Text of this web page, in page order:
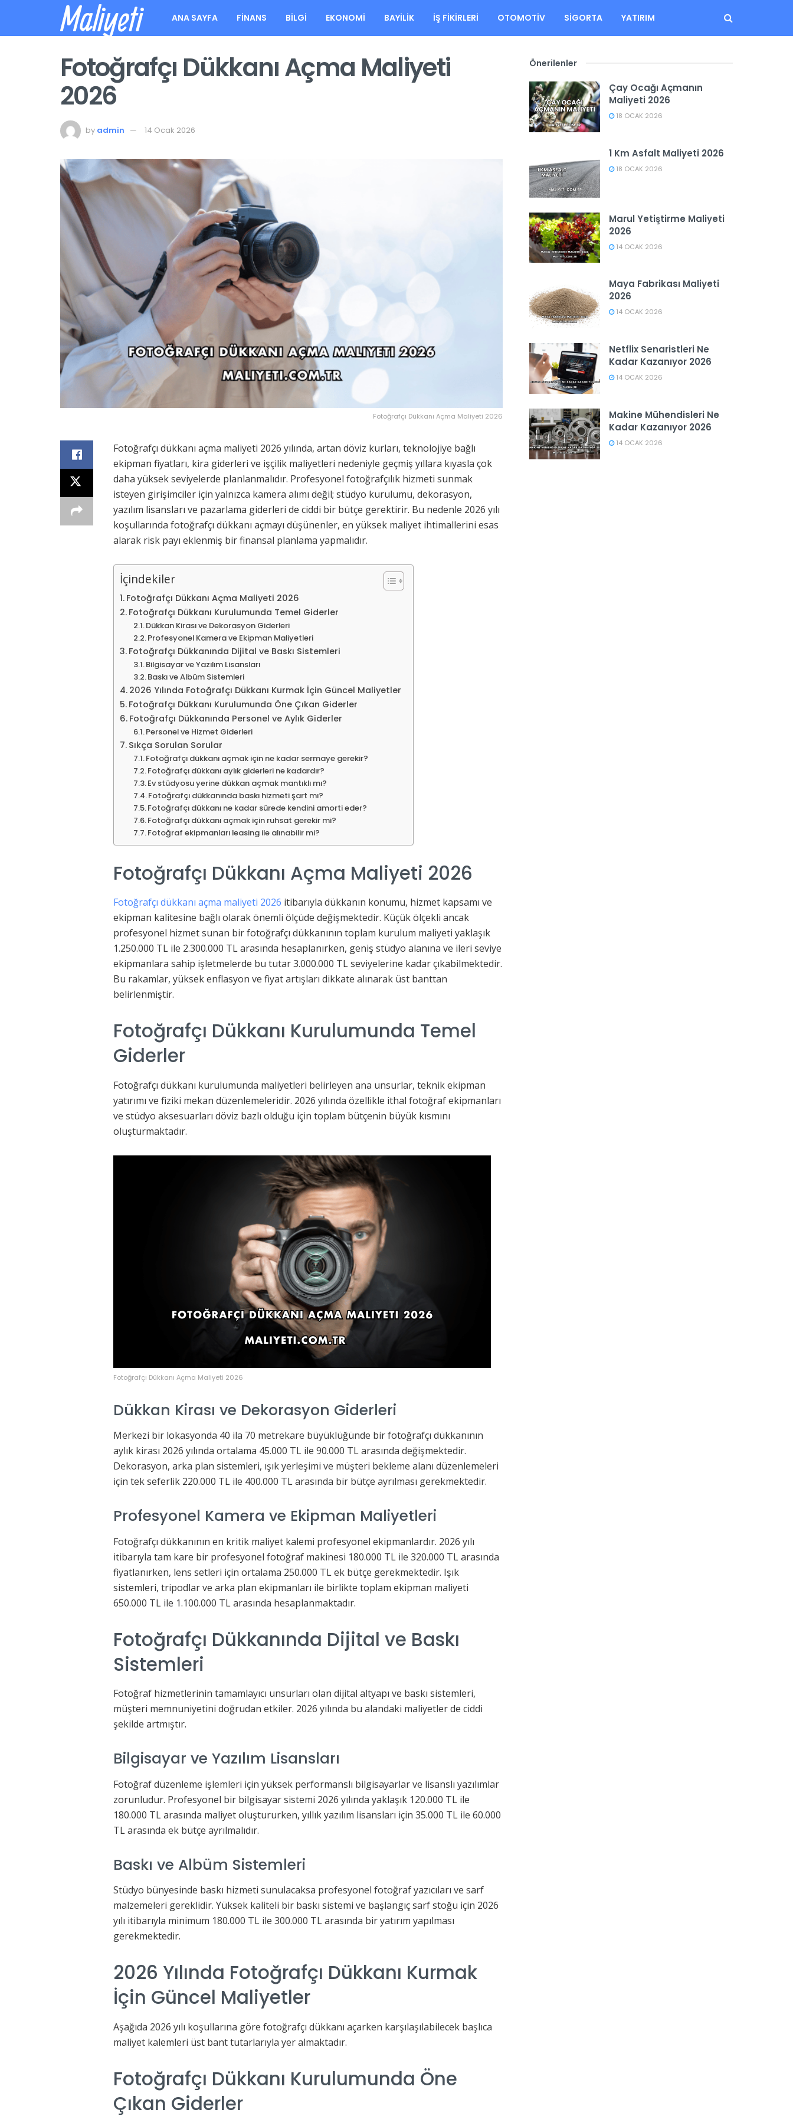
Maliyeti ANA SAYFA FINANS BILGI EKONOMI BAYILIK İŞ FIKIRLERI OTOMOTIV SIGORTA YATIRIM
Fotoğrafçı Dükkanı Açma Maliyeti
2026
by admin 14 Ocak 2026
Fotoğrafçı Dükkanı Açma Maliyeti 2026
Fotoğrafçı dükkanı açma maliyeti 2026 yılında, artan döviz kurları, teknolojiye bağlı
ekipman fiyatları, kira giderleri ve işçilik maliyetleri nedeniyle geçmiş yıllara kıyasla çok
daha yüksek seviyelerde planlanmalıdır. Profesyonel fotoğrafçılık hizmeti sunmak
isteyen girişimciler için yalnızca kamera alımı değil; stüdyo kurulumu, dekorasyon,
yazılım lisansları ve pazarlama giderleri de ciddi bir bütçe gerektirir. Bu nedenle 2026 yılı
koşullarında fotoğrafçı dükkanı açmayı düşünenler, en yüksek maliyet ihtimallerini esas
alarak risk payı eklenmiş bir finansal planlama yapmalıdır.
İçindekiler
Fotoğrafçı Dükkanı Açma Maliyeti 2026
Fotoğrafçı Dükkanı Kurulumunda Temel Giderler
Dükkan Kirası ve Dekorasyon Giderleri
Profesyonel Kamera ve Ekipman Maliyetleri
Fotoğrafçı Dükkanında Dijital ve Baskı Sistemleri
Bilgisayar ve Yazılım Lisansları
Baskı ve Albüm Sistemleri
2026 Yılında Fotoğrafçı Dükkanı Kurmak İçin Güncel Maliyetler
Fotoğrafçı Dükkanı Kurulumunda Öne Çıkan Giderler
Fotoğrafçı Dükkanında Personel ve Aylık Giderler
Personel ve Hizmet Giderleri
Sıkça Sorulan Sorular
Fotoğrafçı dükkanı açmak için ne kadar sermaye gerekir?
Fotoğrafçı dükkanı aylık giderleri ne kadardır?
Ev stüdyosu yerine dükkan açmak mantıklı mı?
Fotoğrafçı dükkanında baskı hizmeti şart mı?
Fotoğrafçı dükkanı ne kadar sürede kendini amorti eder?
Fotoğrafçı dükkanı açmak için ruhsat gerekir mi?
Fotoğraf ekipmanları leasing ile alınabilir mi?
Fotoğrafçı Dükkanı Açma Maliyeti 2026
Fotoğrafçı dükkanı açma maliyeti 2026 itibarıyla dükkanın konumu, hizmet kapsamı ve
ekipman kalitesine bağlı olarak önemli ölçüde değişmektedir. Küçük ölçekli ancak
profesyonel hizmet sunan bir fotoğrafçı dükkanının toplam kurulum maliyeti yaklaşık
1.250.000 TL ile 2.300.000 TL arasında hesaplanırken, geniş stüdyo alanına ve ileri seviye
ekipmanlara sahip işletmelerde bu tutar 3.000.000 TL seviyelerine kadar çıkabilmektedir.
Bu rakamlar, yüksek enflasyon ve fiyat artışları dikkate alınarak üst banttan
belirlenmiştir.
Fotoğrafçı Dükkanı Kurulumunda Temel
Giderler
Fotoğrafçı dükkanı kurulumunda maliyetleri belirleyen ana unsurlar, teknik ekipman
yatırımı ve fiziki mekan düzenlemeleridir. 2026 yılında özellikle ithal fotoğraf ekipmanları
ve stüdyo aksesuarları döviz bazlı olduğu için toplam bütçenin büyük kısmını
oluşturmaktadır.
Fotoğrafçı Dükkanı Açma Maliyeti 2026
Dükkan Kirası ve Dekorasyon Giderleri
Merkezi bir lokasyonda 40 ila 70 metrekare büyüklüğünde bir fotoğrafçı dükkanının
aylık kirası 2026 yılında ortalama 45.000 TL ile 90.000 TL arasında değişmektedir.
Dekorasyon, arka plan sistemleri, ışık yerleşimi ve müşteri bekleme alanı düzenlemeleri
için tek seferlik 220.000 TL ile 400.000 TL arasında bir bütçe ayrılması gerekmektedir.
Profesyonel Kamera ve Ekipman Maliyetleri
Fotoğrafçı dükkanının en kritik maliyet kalemi profesyonel ekipmanlardır. 2026 yılı
itibarıyla tam kare bir profesyonel fotoğraf makinesi 180.000 TL ile 320.000 TL arasında
fiyatlanırken, lens setleri için ortalama 250.000 TL ek bütçe gerekmektedir. Işık
sistemleri, tripodlar ve arka plan ekipmanları ile birlikte toplam ekipman maliyeti
650.000 TL ile 1.100.000 TL arasında hesaplanmaktadır.
Fotoğrafçı Dükkanında Dijital ve Baskı
Sistemleri
Fotoğraf hizmetlerinin tamamlayıcı unsurları olan dijital altyapı ve baskı sistemleri,
müşteri memnuniyetini doğrudan etkiler. 2026 yılında bu alandaki maliyetler de ciddi
şekilde artmıştır.
Bilgisayar ve Yazılım Lisansları
Fotoğraf düzenleme işlemleri için yüksek performanslı bilgisayarlar ve lisanslı yazılımlar
zorunludur. Profesyonel bir bilgisayar sistemi 2026 yılında yaklaşık 120.000 TL ile
180.000 TL arasında maliyet oluştururken, yıllık yazılım lisansları için 35.000 TL ile 60.000
TL arasında ek bütçe ayrılmalıdır.
Baskı ve Albüm Sistemleri
Stüdyo bünyesinde baskı hizmeti sunulacaksa profesyonel fotoğraf yazıcıları ve sarf
malzemeleri gereklidir. Yüksek kaliteli bir baskı sistemi ve başlangıç sarf stoğu için 2026
yılı itibarıyla minimum 180.000 TL ile 300.000 TL arasında bir yatırım yapılması
gerekmektedir.
2026 Yılında Fotoğrafçı Dükkanı Kurmak
İçin Güncel Maliyetler
Aşağıda 2026 yılı koşullarına göre fotoğrafçı dükkanı açarken karşılaşılabilecek başlıca
maliyet kalemleri üst bant tutarlarıyla yer almaktadır.
Fotoğrafçı Dükkanı Kurulumunda Öne
Çıkan Giderler
Önerilenler
Çay Ocağı Açmanın
Maliyeti 2026
18 OCAK 2026
1 Km Asfalt Maliyeti 2026
18 OCAK 2026
Marul Yetiştirme Maliyeti
2026
14 OCAK 2026
Maya Fabrikası Maliyeti
2026
14 OCAK 2026
Netflix Senaristleri Ne
Kadar Kazanıyor 2026
14 OCAK 2026
Makine Mühendisleri Ne
Kadar Kazanıyor 2026
14 OCAK 2026